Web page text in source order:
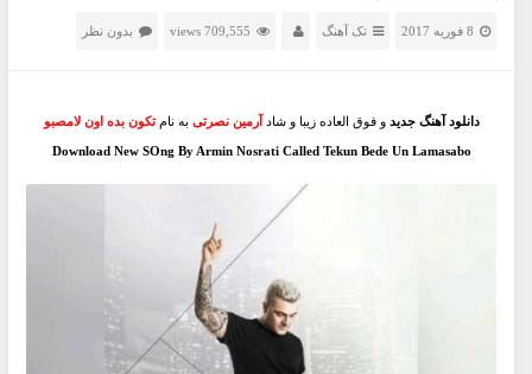
8 فوریه 2017 تک آهنگ 709,555 views بدون نظر
دانلود آهنگ جدید و فوق العاده زیبا و شاد آرمین نصرتی به نام تکون بده اون لامصبو
Download New SOng By Armin Nosrati Called Tekun Bede Un Lamasabo